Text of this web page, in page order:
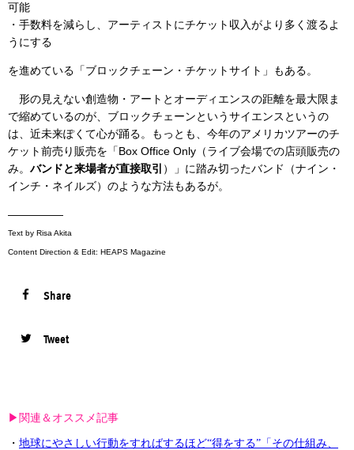
可能
・手数料を減らし、アーティストにチケット収入がより多く渡るよ
うにする
を進めている「ブロックチェーン・チケットサイト」もある。
形の見えない創造物・アートとオーディエンスの距離を最大限ま
で縮めているのが、ブロックチェーンというサイエンスというの
は、近未来ぽくて心が踊る。もっとも、今年のアメリカツアーのチ
ケット前売り販売を「Box Office Only（ライブ会場での店頭販売の
み。 バンドと来場者が直接取引 ）」に踏み切ったバンド（ナイン・
インチ・ネイルズ）のような方法もあるが。
—————
Text by Risa Akita
Content Direction & Edit: HEAPS Magazine
Share
Tweet
▶︎関連＆オススメ記事
・ 地球にやさしい行動をすればするほど“得をする”「その仕組み、